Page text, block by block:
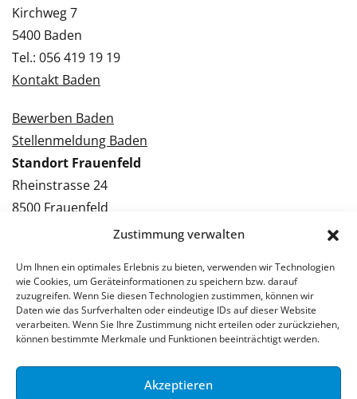
Zustimmung verwalten
Um Ihnen ein optimales Erlebnis zu bieten, verwenden wir Technologien
wie Cookies, um Geräteinformationen zu speichern bzw. darauf
zuzugreifen. Wenn Sie diesen Technologien zustimmen, können wir
Daten wie das Surfverhalten oder eindeutige IDs auf dieser Website
verarbeiten. Wenn Sie Ihre Zustimmung nicht erteilen oder zurückziehen,
können bestimmte Merkmale und Funktionen beeinträchtigt werden.
Akzeptieren
Kirchweg 7
5400 Baden
Tel.: 056 419 19 19
Kontakt Baden
Bewerben Baden
Stellenmeldung Baden
Standort Frauenfeld
Rheinstrasse 24
8500 Frauenfeld
Tel.: 052 224 09 09
Bewerben Frauenfeld
Stellenmeldung Frauenfeld
© 2026 Stellenpartner AG